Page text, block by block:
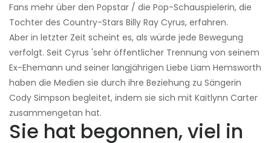
Fans mehr über den Popstar / die Pop-Schauspielerin, die
Tochter des Country-Stars Billy Ray Cyrus, erfahren.
Aber in letzter Zeit scheint es, als würde jede Bewegung
verfolgt. Seit Cyrus 'sehr öffentlicher Trennung von seinem
Ex-Ehemann und seiner langjährigen Liebe Liam Hemsworth
haben die Medien sie durch ihre Beziehung zu Sängerin
Cody Simpson begleitet, indem sie sich mit Kaitlynn Carter
zusammengetan hat.
Sie hat begonnen, viel in